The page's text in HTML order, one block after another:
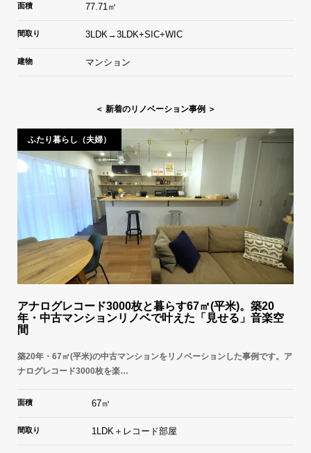
面積 77.71㎡
間取り 3LDK→3LDK+SIC+WIC
建物 マンション
＜ 新着のリノベーション事例 ＞
ふたり暮らし（夫婦）
アナログレコード3000枚と暮らす67㎡(平米)。築20
年・中古マンションリノベで叶えた「見せる」音楽空
間
築20年・67㎡(平米)の中古マンションをリノベーションした事例です。ア
ナログレコード3000枚を楽…
面積 67㎡
間取り 1LDK＋レコード部屋